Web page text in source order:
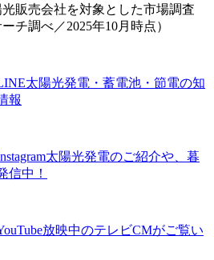
販売会社を対象とした市場調査
チ調べ／2025年10月時点）
太陽光発電・蓄電池・節電の知
報
太陽光発電のご紹介や、暮
信中！
放映中のテレビCMがご覧い